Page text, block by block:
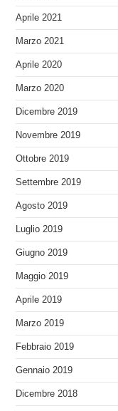
Aprile 2021
Marzo 2021
Aprile 2020
Marzo 2020
Dicembre 2019
Novembre 2019
Ottobre 2019
Settembre 2019
Agosto 2019
Luglio 2019
Giugno 2019
Maggio 2019
Aprile 2019
Marzo 2019
Febbraio 2019
Gennaio 2019
Dicembre 2018